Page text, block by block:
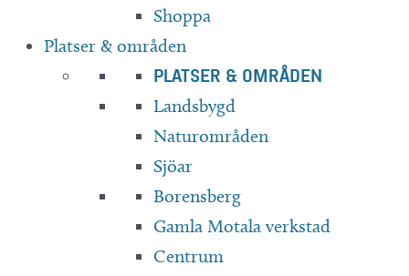
Shoppa
Platser & områden
PLATSER & OMRÅDEN
Landsbygd
Naturområden
Sjöar
Borensberg
Gamla Motala verkstad
Centrum